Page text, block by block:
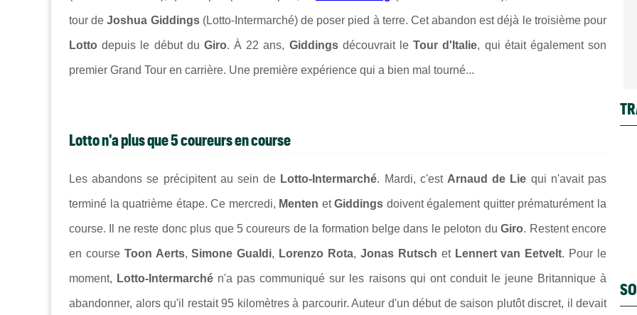
tour deJoshua Giddings(Lotto-Intermarché) de poser pied à terre. Cet abandon est déjà le troisième pour
Lottodepuis le début du Giro.À 22 ans, Giddings découvrait le Tour d'Italie, qui était également son
premier Grand Tour en carrière. Une première expérience qui a bien mal tourné...
Lotto n'a plus que 5 coureurs en course
Les abandons se précipitent au sein de Lotto-Intermarché. Mardi, c'est Arnaud de Lie qui n'avait pas
terminé la quatrième étape. Ce mercredi, Menten etGiddings doivent également quitter prématurément la
course. Il ne reste donc plus que 5 coureurs de la formation belge dans le peloton duGiro. Restent encore
en course Toon Aerts,Simone Gualdi, Lorenzo Rota, Jonas Rutsch et Lennert van Eetvelt. Pour le
moment, Lotto-Intermarché n'a pas communiqué sur les raisons qui ont conduit le jeune Britannique à
abandonner, alors qu'il restait 95 kilomètres à parcourir. Auteur d'un début de saison plutôt discret, il devait